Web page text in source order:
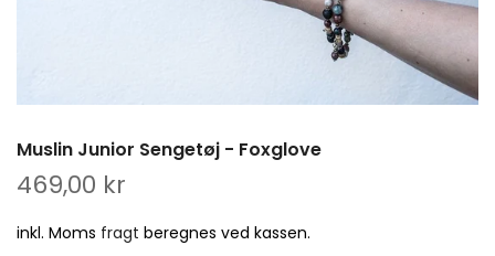
Muslin Junior Sengetøj - Foxglove
469,00 kr
inkl. Moms fragt beregnes ved kassen.